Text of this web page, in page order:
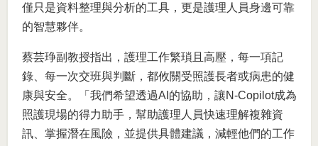
僅只是資料整理與分析的工具，更是護理人員身邊可靠
的智慧夥伴。
蔡芸琤副教授指出，護理工作繁瑣且高壓，每一項記
錄、每一次交班與判斷，都攸關受照護長者或病患的健
康與安全。「我們希望透過AI的協助，讓N-Copilot成為
照護現場的得力助手，幫助護理人員快速理解複雜資
訊、掌握潛在風險，並提供具體建議，減輕他們的工作